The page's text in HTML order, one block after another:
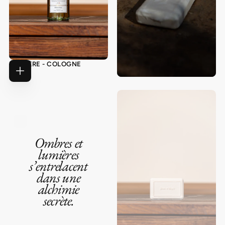
AJOUTER
AU
FOUGÈRE - COLOGNE
€39,00
PRIX
RÉGULIER
€39,00
Ombres et
lumières
s’entrelacent
dans une
alchimie
secrète.